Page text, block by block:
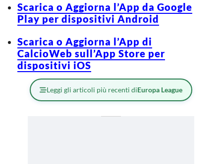
Scarica o Aggiorna l’App da Google
Play per dispositivi Android
Scarica o Aggiorna l’App di
CalcioWeb sull’App Store per
dispositivi iOS
Leggi gli articoli più recenti diEuropa League